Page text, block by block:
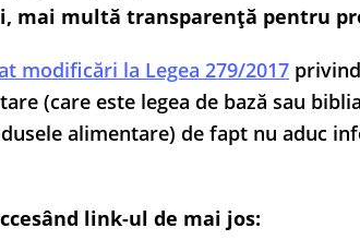
mai multă transparență pentru
modificări la Legea 279/2017
(care este legea de bază sau
alimentare) de fapt nu aduc
link-ul de mai jos: